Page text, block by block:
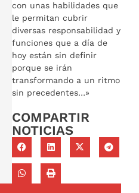
con unas habilidades que
le permitan cubrir
diversas responsabilidad y
funciones que a día de
hoy están sin definir
porque se irán
transformando a un ritmo
sin precedentes…»
COMPARTIR
NOTICIAS